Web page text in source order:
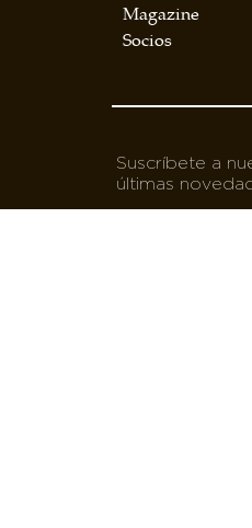
Magazine
Socios
Suscríbete a
últimas